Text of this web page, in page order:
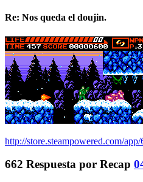
Re: Nos queda el doujin.
http://store.steampowered.com/
662 Respuesta por Recap